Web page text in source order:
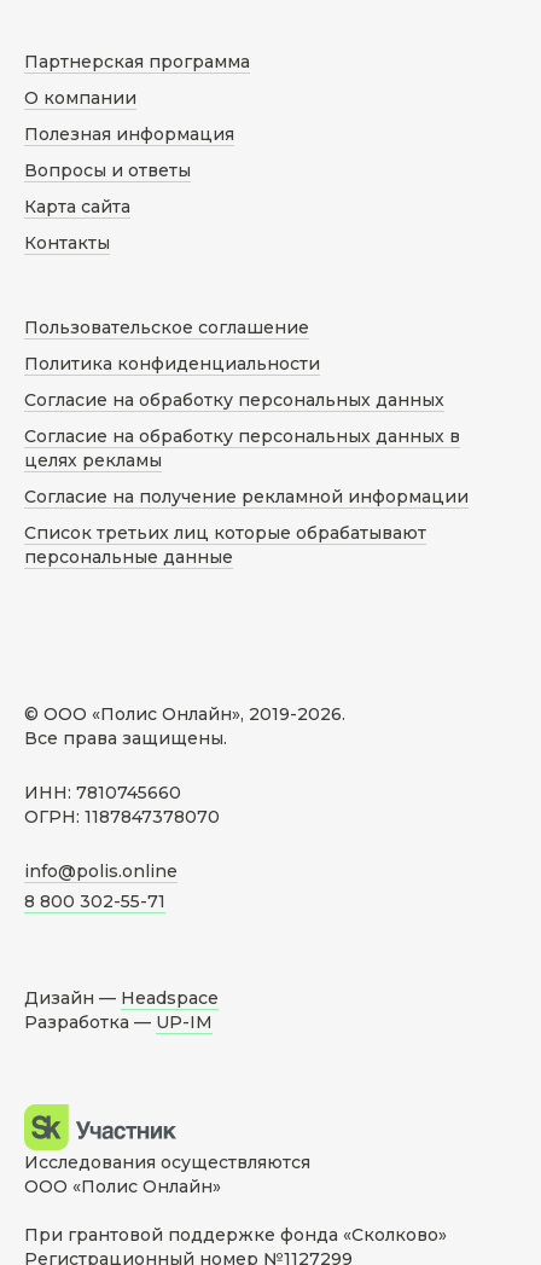
© ООО «Полис Онлайн», 2019-2026.
Все права защищены.
ИНН: 7810745660
ОГРН: 1187847378070
info@polis.online
8 800 302-55-71
Партнерская программа
О компании
Полезная информация
Вопросы и ответы
Карта сайта
Контакты
Пользовательское соглашение
Политика конфиденциальности
Согласие на обработку персональных данных
Согласие на обработку персональных данных в
целях рекламы
Согласие на получение рекламной информации
Список третьих лиц которые обрабатывают
персональные данные
Дизайн — Headspace
Разработка — UP-IM
Исследования осуществляются
ООО «Полис Онлайн»
При грантовой поддержке фонда «Сколково»
Регистрационный номер №1127299